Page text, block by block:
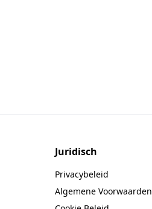
Juridisch
Privacybeleid
Algemene Voorwaarden